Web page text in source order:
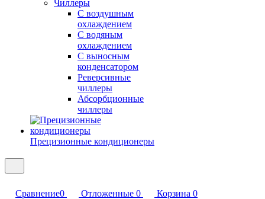
Чиллеры
С воздушным
охлаждением
С водяным
охлаждением
С выносным
конденсатором
Реверсивные
чиллеры
Абсорбционные
чиллеры
Прецизионные кондиционеры
Сравнение0 Отложенные 0 Корзина 0